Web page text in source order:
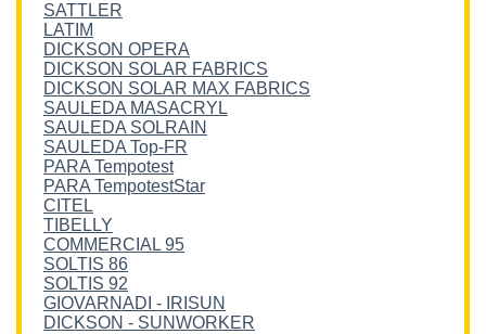
SATTLER
LATIM
DICKSON OPERA
DICKSON SOLAR FABRICS
DICKSON SOLAR MAX FABRICS
SAULEDA MASACRYL
SAULEDA SOLRAIN
SAULEDA Top-FR
PARA Tempotest
PARA TempotestStar
CITEL
TIBELLY
COMMERCIAL 95
SOLTIS 86
SOLTIS 92
GIOVARNADI - IRISUN
DICKSON - SUNWORKER